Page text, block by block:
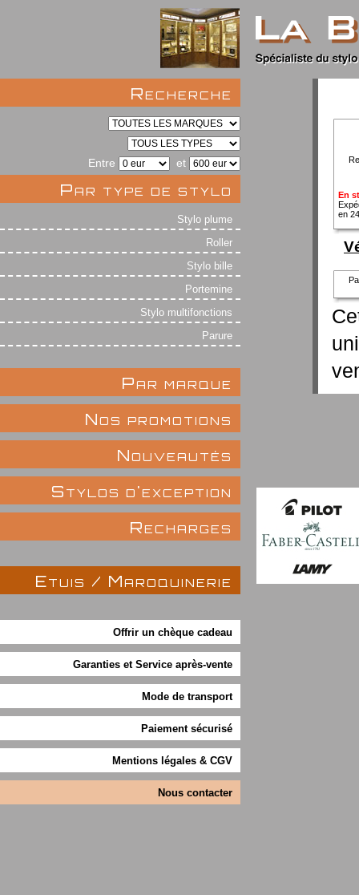
Recherche
Entre et
Par type de stylo
Stylo plume
Roller
Stylo bille
Portemine
Stylo multifonctions
Parure
Par marque
Nos promotions
Nouveautés
Stylos d'exception
Recharges
Etuis / Maroquinerie
Offrir un chèque cadeau
Garanties et Service après-vente
Mode de transport
Paiement sécurisé
Mentions légales & CGV
Nous contacter
En
en